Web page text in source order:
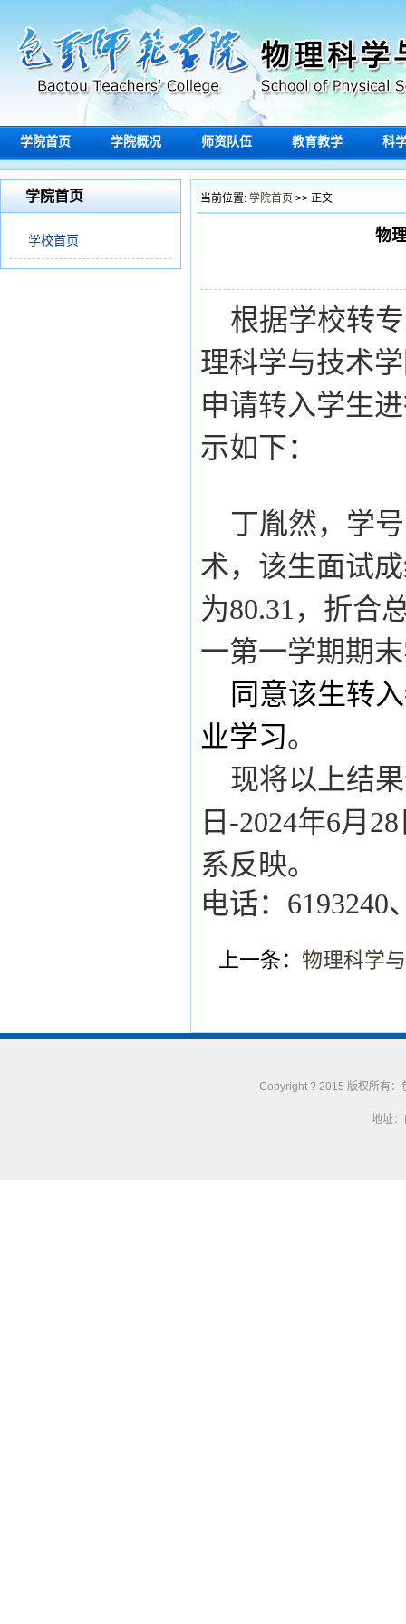
学院首页 学院概况 师资队伍 教育教学 科
学院首页
学校首页
当前位置: 学院首页 >> 正文
物
根据学校转
理科学与技术
申请转入学生
示如下：
丁胤然，学
术，该生面试
为80.31 ，折合
一第一学期期
同意该生转
业学习。
现将以上结
日 -2024年6月 28
系反映。
电话： 6193240
上一条： 物理科学
Copyright ? 2015 版权所有：
地址